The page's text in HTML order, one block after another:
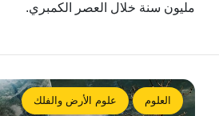
مليون سنة خلال العصر الكمبري.
العلوم علوم الأرض والفلك